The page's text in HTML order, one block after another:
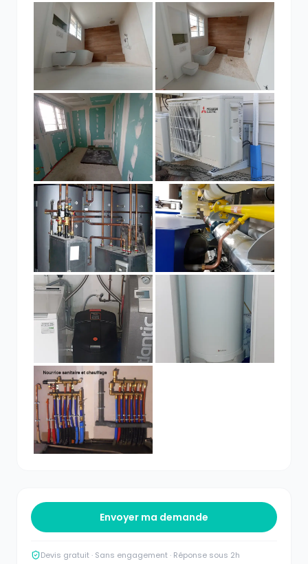
Envoyer ma demande
Devis gratuit · Sans engagement · Réponse sous 2h